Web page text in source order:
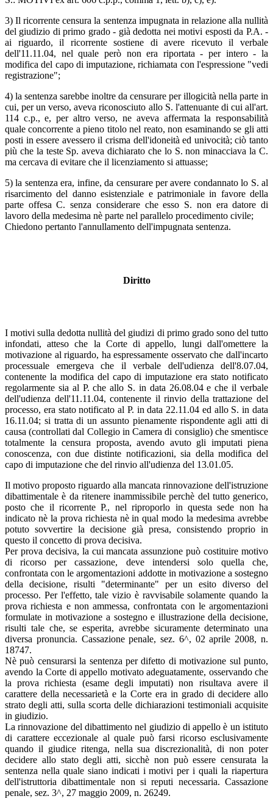
3) Il ricorrente censura la sentenza impugnata in relazione alla nullità
del giudizio di primo grado - già dedotta nei motivi esposti da P.A. -
ai riguardo, il ricorrente sostiene di avere ricevuto il verbale
dell'11.11.04, nel quale però non era riportata - per intero - la
modifica del capo di imputazione, richiamata con l'espressione "vedi
registrazione";
4) la sentenza sarebbe inoltre da censurare per illogicità nella parte in
cui, per un verso, aveva riconosciuto allo S. l'attenuante di cui all'art.
114 c.p., e, per altro verso, ne aveva affermata la responsabilità
quale concorrente a pieno titolo nel reato, non esaminando se gli atti
posti in essere avessero il crisma dell'idoneità ed univocità; ciò tanto
più che la teste Sp. aveva dichiarato che lo S. non minacciava la C.
ma cercava di evitare che il licenziamento si attuasse;
5) la sentenza era, infine, da censurare per avere condannato lo S. al
risarcimento del danno esistenziale e patrimoniale in favore della
parte offesa C. senza considerare che esso S. non era datore di
lavoro della medesima nè parte nel parallelo procedimento civile;
Chiedono pertanto l'annullamento dell'impugnata sentenza.
Diritto
I motivi sulla dedotta nullità del giudizi di primo grado sono del tutto
infondati, atteso che la Corte di appello, lungi dall'omettere la
motivazione al riguardo, ha espressamente osservato che dall'incarto
processuale emergeva che il verbale dell'udienza dell'8.07.04,
contenente la modifica del capo di imputazione era stato notificato
regolarmente sia al P. che allo S. in data 26.08.04 e che il verbale
dell'udienza dell'11.11.04, contenente il rinvio della trattazione del
processo, era stato notificato al P. in data 22.11.04 ed allo S. in data
16.11.04; si tratta di un assunto pienamente rispondente agli atti di
causa (controllati dal Collegio in Camera di consiglio) che smentisce
totalmente la censura proposta, avendo avuto gli imputati piena
conoscenza, con due distinte notificazioni, sia della modifica del
capo di imputazione che del rinvio all'udienza del 13.01.05.
Il motivo proposto riguardo alla mancata rinnovazione dell'istruzione
dibattimentale è da ritenere inammissibile perchè del tutto generico,
posto che il ricorrente P., nel riproporlo in questa sede non ha
indicato nè la prova richiesta nè in qual modo la medesima avrebbe
potuto sovvertire la decisione già presa, consistendo proprio in
questo il concetto di prova decisiva.
Per prova decisiva, la cui mancata assunzione può costituire motivo
di ricorso per cassazione, deve intendersi solo quella che,
confrontata con le argomentazioni addotte in motivazione a sostegno
della decisione, risulti "determinante" per un esito diverso del
processo. Per l'effetto, tale vizio è ravvisabile solamente quando la
prova richiesta e non ammessa, confrontata con le argomentazioni
formulate in motivazione a sostegno e illustrazione della decisione,
risulti tale che, se esperita, avrebbe sicuramente determinato una
diversa pronuncia. Cassazione penale, sez. 6^, 02 aprile 2008, n.
18747.
Nè può censurarsi la sentenza per difetto di motivazione sul punto,
avendo la Corte di appello motivato adeguatamente, osservando che
la prova richiesta (esame degli imputati) non risultava avere il
carattere della necessarietà e la Corte era in grado di decidere allo
strato degli atti, sulla scorta delle dichiarazioni testimoniali acquisite
in giudizio.
La rinnovazione del dibattimento nel giudizio di appello è un istituto
di carattere eccezionale al quale può farsi ricorso esclusivamente
quando il giudice ritenga, nella sua discrezionalità, di non poter
decidere allo stato degli atti, sicchè non può essere censurata la
sentenza nella quale siano indicati i motivi per i quali la riapertura
dell'istruttoria dibattimentale non si reputi necessaria. Cassazione
penale, sez. 3^, 27 maggio 2009, n. 26249.